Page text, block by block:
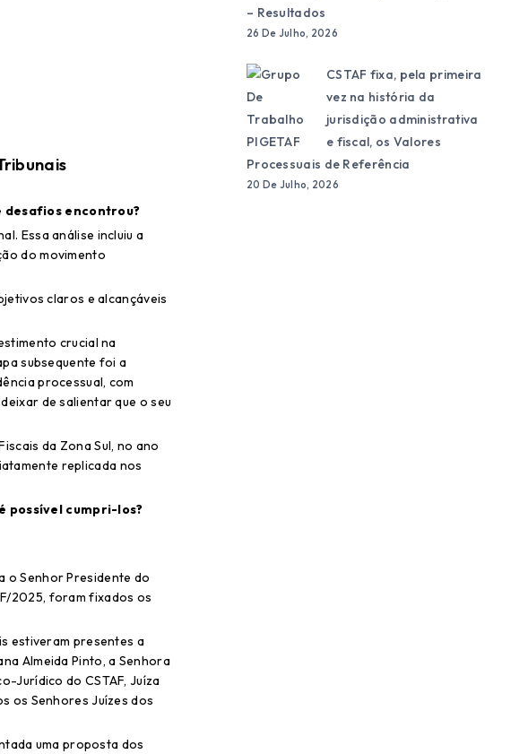
desafios encontrou?
Essa análise incluiu a
do movimento
claros e alcançáveis
crucial na
subsequente foi a
processual, com
de salientar que o seu
da Zona Sul, no ano
replicada nos
possível cumpri-los?
o Senhor Presidente do
2025, foram fixados os
estiveram presentes a
Almeida Pinto, a Senhora
Jurídico do CSTAF, Juíza
os Senhores Juízes dos
uma proposta dos
– Resultados
26 De Julho, 2026
CSTAF fixa, pela primeira
vez na história da
jurisdição administrativa
e fiscal, os Valores
Processuais de Referência
20 De Julho, 2026